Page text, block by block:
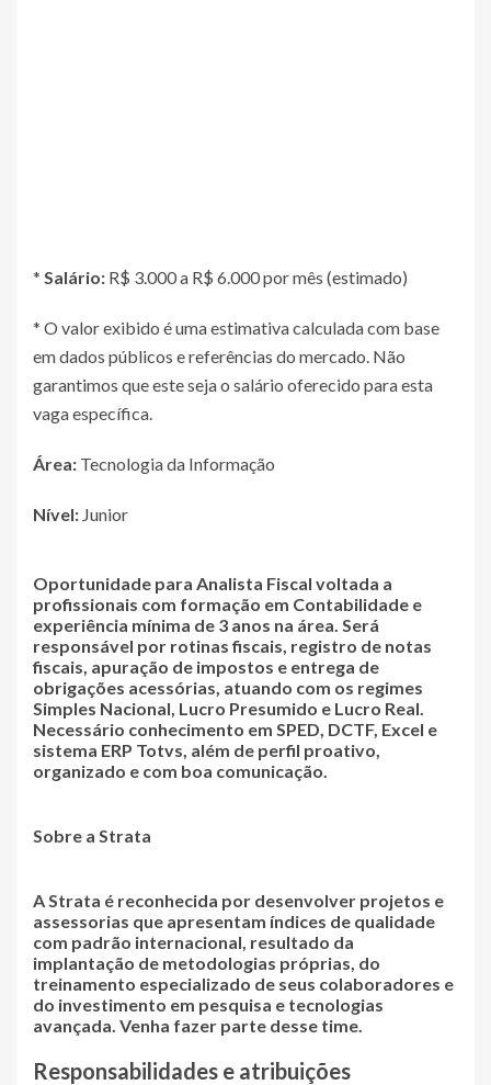
* Salário: R$ 3.000 a R$ 6.000 por mês (estimado)
* O valor exibido é uma estimativa calculada com base
em dados públicos e referências do mercado. Não
garantimos que este seja o salário oferecido para esta
vaga específica.
Área: Tecnologia da Informação
Nível: Junior
Oportunidade para Analista Fiscal voltada a
profissionais com formação em Contabilidade e
experiência mínima de 3 anos na área. Será
responsável por rotinas fiscais, registro de notas
fiscais, apuração de impostos e entrega de
obrigações acessórias, atuando com os regimes
Simples Nacional, Lucro Presumido e Lucro Real.
Necessário conhecimento em SPED, DCTF, Excel e
sistema ERP Totvs, além de perfil proativo,
organizado e com boa comunicação.
Sobre a Strata
A Strata é reconhecida por desenvolver projetos e
assessorias que apresentam índices de qualidade
com padrão internacional, resultado da
implantação de metodologias próprias, do
treinamento especializado de seus colaboradores e
do investimento em pesquisa e tecnologias
avançada. Venha fazer parte desse time.
Responsabilidades e atribuições